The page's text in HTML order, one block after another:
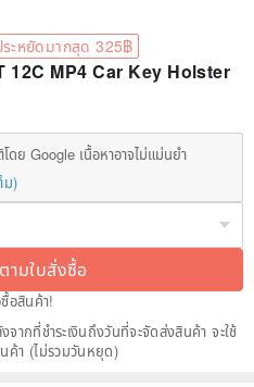
ระหยัดมากสุด 325฿
12C MP4 Car Key Holster
ดย Google เนื้อหาอาจไม่แม่นยำ
ม)
ามใบสั่งซื้อ
อสินค้า!
กที่ชำระเงินถึงวันที่จะจัดส่งสินค้า จะใช้
ค้า (ไม่รวมวันหยุด)